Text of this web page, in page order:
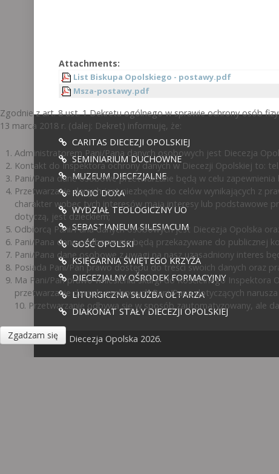
Attachments:
List Biskupa Opolskiego - postawy.pdf
Msza-postawy.pdf
CARITAS DIECEZJI OPOLSKIEJ
SEMINIARIUM DUCHOWNE
MUZEUM DIECEZJALNE
RADIO DOXA
WYDZIAŁ TEOLOGICZNY UO
SEBASTIANEUM SILESIACUM
GOŚĆ OPOLSKI
KSIĘGARNIA ŚWIĘTEGO KRZYŻA
DIECEZJALNY OŚRODEK FORMACYJNY
LITURGICZNA SŁUŻBA OŁTARZA
DIAKONAT STAŁY DIECEZJI OPOLSKIEJ
© Diecezja Opolska 2026.
Zgodnie z art. 8 ust. 1 Dekretu ogólnego w sprawie ochrony osób
13 marca 2018 r. (dalej: Dekret) informuję, że:
Administratorem Pani/Pana danych osobowych jest Diecezja
Kontakt do Inspektora ochrony danych w Diecezji Opolskiej to:
Pani/Pana dane osobowe przetwarzane będą w celu
Przetwarzanie danych jest niezbędne do celów wynikających z
charakter wobec tych interesów mają interesy lub podstawowe
dotyczą, jest dzieckiem;
Odbiorcą Pani/Pana danych osobowych jest Diecezja Opolska
Pani/Pana dane osobowe nie będą przekazywane do publicznej
Pani/Pana dane osobowe z uwagi na nasz uzasadniony interes
Posiada Pani/Pan prawo dostępu do treści swoich danych oraz
Ma Pani/Pan prawo wniesienia skargi do Kościelnego Inspektora
przetwarzanie danych osobowych Pani/Pana dotyczących
10. Przetwarzanie odbywa się w sposób zautomatyzowany, ale
Zgadzam się